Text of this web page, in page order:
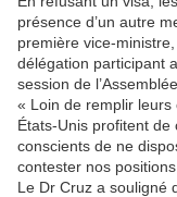
présence d’un autre
première vice-
délégation participant
session de
« Loin de remplir
États-Unis profitent de
conscients de ne
contester nos
Le Dr Cruz a souligné